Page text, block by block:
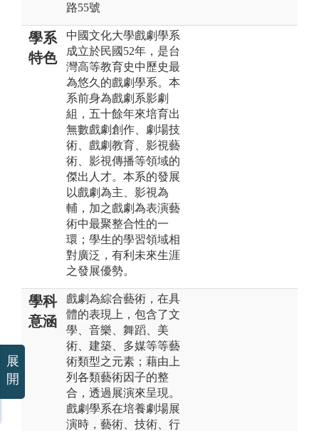
路55號
學系
特色
中國文化大學戲劇學系
成立於民國52年，是台
灣高等教育史中歷史最
為悠久的戲劇學系。本
系前身為戲劇系影劇
組，五十餘年來培育出
無數戲劇創作、劇場技
術、戲劇教育、影視藝
術、影視傳播等領域的
傑出人才。本系的發展
以戲劇為主、影視為
輔，加之戲劇為表演藝
術中最聚整合性的一
環；學生的學習領域相
對廣泛，有利未來生涯
之發展優勢。
學科
意涵
戲劇為綜合藝術，在具
體的表現上，包含了文
學、音樂、舞蹈、美
術、建築、多媒等等藝
術類型之元素；藉由上
列各類藝術因子的整
合，透過展演來呈現。
戲劇學系在培養劇場展
演時，藝術、技術、行
展
開